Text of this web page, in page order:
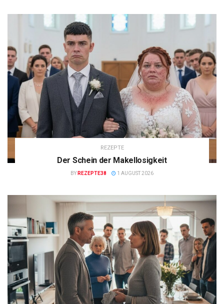
REZEPTE
Der Schein der Makellosigkeit
BY REZEPTE38 1 AUGUST 2026